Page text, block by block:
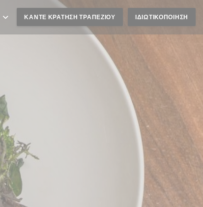
ΚΆΝΤΕ ΚΡΆΤΗΣΗ ΤΡΑΠΕΖΙΟΎ ΙΔΙΩΤΙΚΟΠΟΊΗΣΗ